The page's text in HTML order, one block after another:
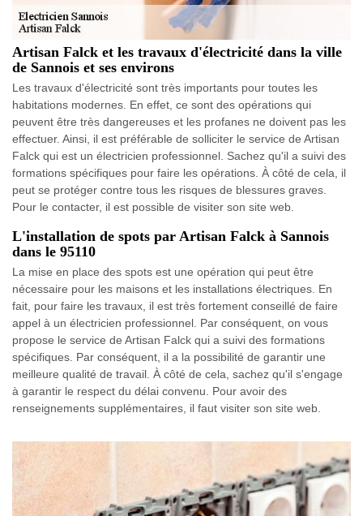
Artisan Falck et les travaux d'électricité dans la ville
de Sannois et ses environs
Les travaux d'électricité sont très importants pour toutes les
habitations modernes. En effet, ce sont des opérations qui
peuvent être très dangereuses et les profanes ne doivent pas les
effectuer. Ainsi, il est préférable de solliciter le service de Artisan
Falck qui est un électricien professionnel. Sachez qu'il a suivi des
formations spécifiques pour faire les opérations. À côté de cela, il
peut se protéger contre tous les risques de blessures graves.
Pour le contacter, il est possible de visiter son site web.
L'installation de spots par Artisan Falck à Sannois
dans le 95110
La mise en place des spots est une opération qui peut être
nécessaire pour les maisons et les installations électriques. En
fait, pour faire les travaux, il est très fortement conseillé de faire
appel à un électricien professionnel. Par conséquent, on vous
propose le service de Artisan Falck qui a suivi des formations
spécifiques. Par conséquent, il a la possibilité de garantir une
meilleure qualité de travail. À côté de cela, sachez qu'il s'engage
à garantir le respect du délai convenu. Pour avoir des
renseignements supplémentaires, il faut visiter son site web.